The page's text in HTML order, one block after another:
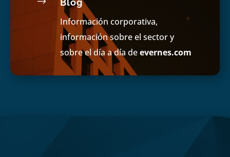
Blog
Información corporativa,
información sobre el sector y
sobre el día a día deevernes.com